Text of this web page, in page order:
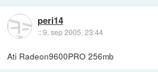
peri14
::9. sep 2005, 23:44
Ati Radeon9600PRO 256mb